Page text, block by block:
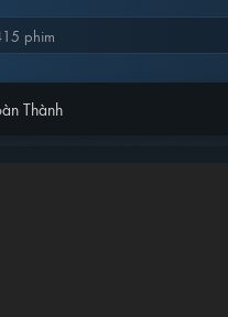
Thành